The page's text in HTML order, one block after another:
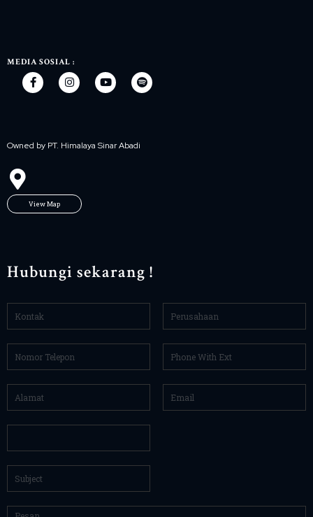
MEDIA SOSIAL :
Owned by PT. Himalaya Sinar Abadi
View Map
Hubungi sekarang !